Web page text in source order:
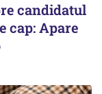
candidatul
cap: Apare